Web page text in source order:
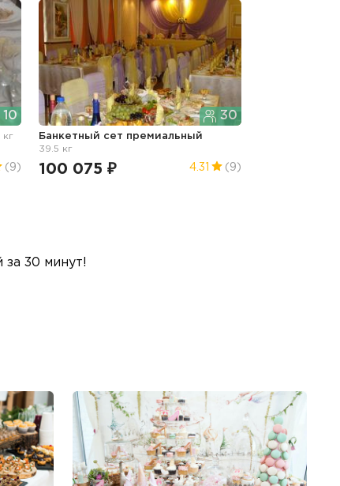
кг
(9)
30
Банкетный сет премиальный
39.5 кг
100 075 ₽ 4.31 (9)
30 минут!